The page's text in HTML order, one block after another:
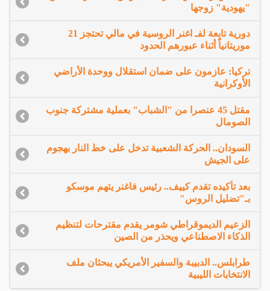
"يهودية" زوجها
دورية تابعة لفـ اغنر الروسية في مالي تحتجز 21
موريتانياً أثناء عبورهم الحدود
تركيا: عازمون على ضمان استقلال ووحدة الأراضي
الأوكرانية
مقتل 45 عنصرا من "الشباب" بعملية مشتركة جنوب
الصومال
السودان.. الحركة الشعبية تدخل على خط النار بهجوم
على الجيش
بعد تأكيده تقدم كييف.. رئيس فاغنر يتهم موسكو
بـ"تضليل الروس"
الزعيم الديموقراطي شومر يقدم مقترحات لتنظيم
الذكاء الاصطناعي ويحذر من الصين
طرابلس.. الدبيبة والسفير الأمريكي يبحثان ملف
الانتخابات الليبية